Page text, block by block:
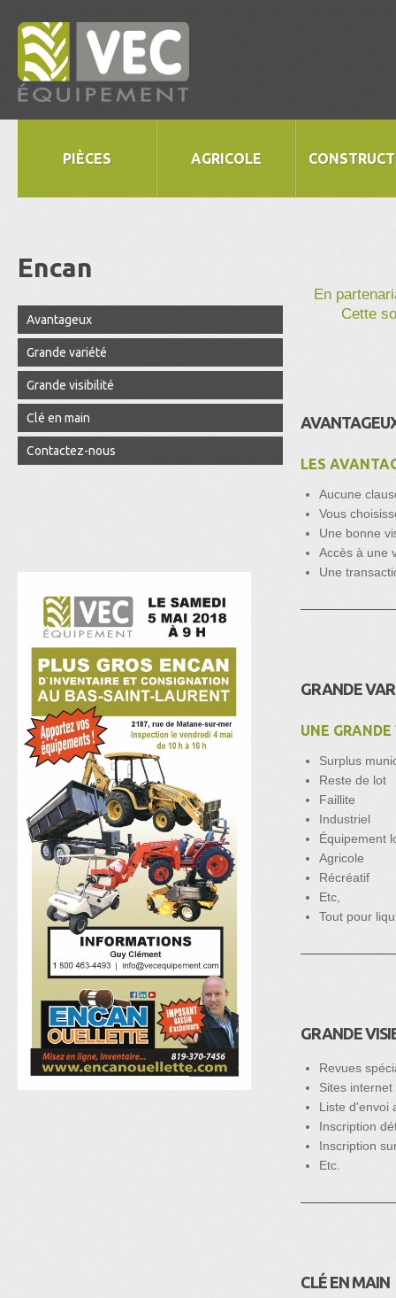
PIÈCES AGRICOLE
Encan
Avantageux
Grande variété
Grande visibilité
Clé en main
Contactez-nous
En
Cette
LES
Aucune
Vous
Une bonne
Accès à une
Une
GRANDE
UNE
Surplus
Reste de lot
Faillite
Industriel
Équipement
Agricole
Récréatif
Etc,
Tout pour
GRANDE
Revues
Sites
Liste d'envoi
Inscription
Inscription
Etc.
CLÉ EN MAIN